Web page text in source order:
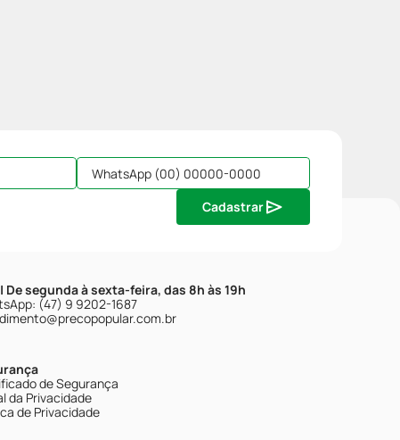
Cadastrar
De segunda à sexta-feira, das 8h às 19h
(47) 9 9202-1687
de Segurança
da Privacidade
de Privacidade